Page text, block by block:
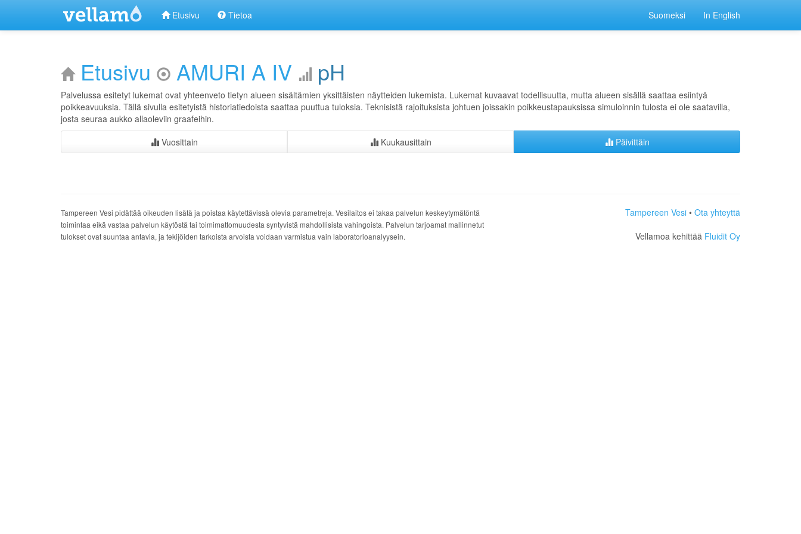
Etusivu Tietoa Suomeksi In English
Etusivu AMURI A IV pH
Palvelussa esitetyt lukemat ovat yhteenveto tietyn alueen sisältämien yksittäisten näytteiden lukemista. Lukemat kuvaavat todellisuutta, mutta alueen sisällä saattaa esiintyä
poikkeavuuksia. Tällä sivulla esitetyistä historiatiedoista saattaa puuttua tuloksia. Teknisistä rajoituksista johtuen joissakin poikkeustapauksissa simuloinnin tulosta ei ole saatavilla,
josta seuraa aukko allaoleviin graafeihin.
Vuosittain
Kuukausittain Päivittäin
Tampereen Vesi pidättää oikeuden lisätä ja poistaa käytettävissä olevia parametreja. Vesilaitos ei takaa palvelun keskeytymätöntä
toimintaa eikä vastaa palvelun käytöstä tai toimimattomuudesta syntyvistä mahdollisista vahingoista. Palvelun tarjoamat mallinnetut
tulokset ovat suuntaa antavia, ja tekijöiden tarkoista arvoista voidaan varmistua vain laboratorioanalyysein.
Tampereen Vesi • Ota yhteyttä
Vellamoa kehittää Fluidit Oy